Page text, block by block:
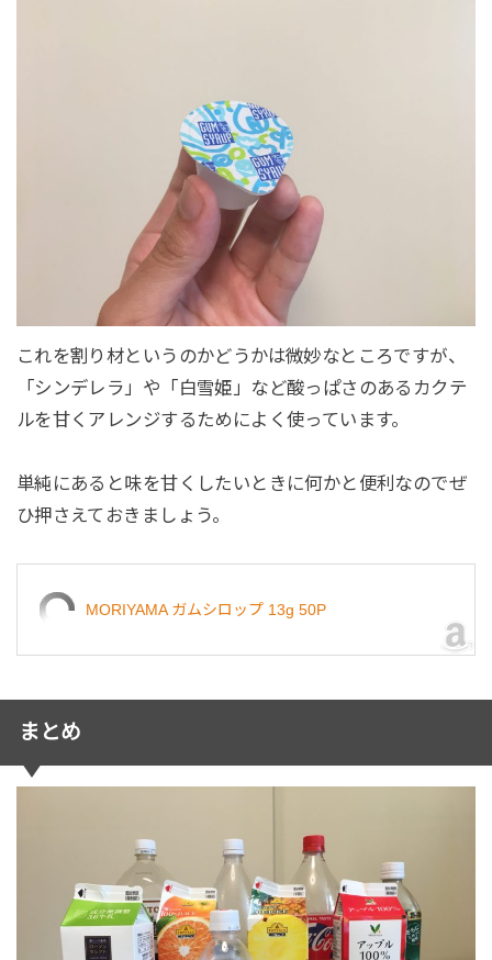
これを割り材というのかどうかは微妙なところですが、
「シンデレラ」や「白雪姫」など酸っぱさのあるカクテ
ルを甘くアレンジするためによく使っています。
単純にあると味を甘くしたいときに何かと便利なのでぜ
ひ押さえておきましょう。
MORIYAMA ガムシロップ 13g 50P
まとめ